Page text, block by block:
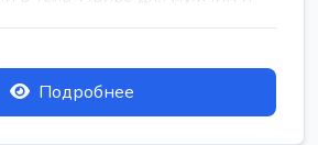
Подробнее